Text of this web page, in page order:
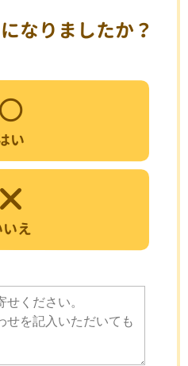
なりましたか？
い
いえ